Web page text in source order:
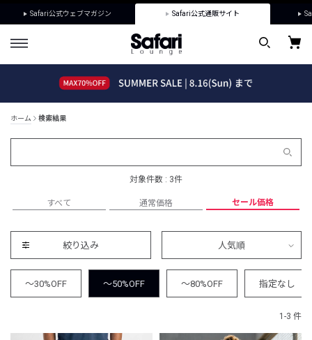
Safari公式ウェブマガジン Safari公式通販サイト
ホーム 検索結果
対象件数 : 3件
すべて 通常価格 セール価格
絞り込み 人気順
～30%OFF ～50%OFF ～80%OFF 指定なし
1-3 件